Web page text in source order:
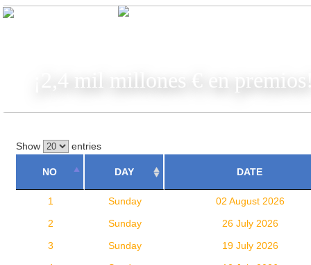
¡2,4 mil millones € en
Show entries
NO DAY DATE
1 Sunday
02 August 2026
2
Sunday
26 July 2026
3
Sunday
19 July 2026